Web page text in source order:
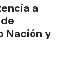
a
Nación y